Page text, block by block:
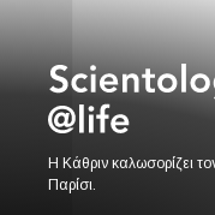
Η Κάθριν καλωσορίζει
Παρίσι.